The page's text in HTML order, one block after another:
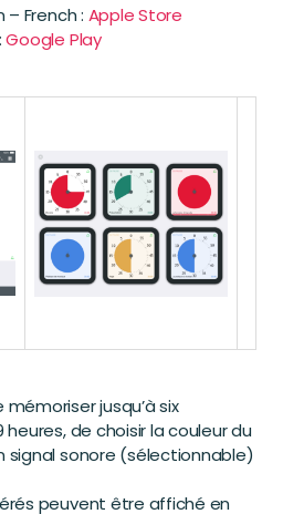
– French : Apple Store
Google Play
jusqu’à six
heures, de choisir la couleur du
signal sonore (sélectionnable)
peuvent être affiché en